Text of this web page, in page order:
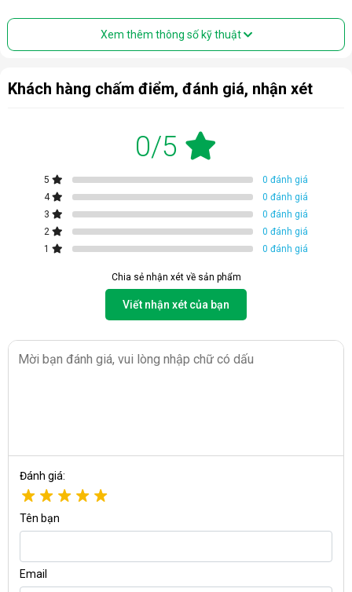
Xem thêm thông số kỹ thuật
Khách hàng chấm điểm, đánh giá, nhận xét
0/5
5
0 đánh giá
4
0 đánh giá
3
0 đánh giá
2
0 đánh giá
1
0 đánh giá
Chia sẻ nhận xét về sản phẩm
Viết nhận xét của bạn
Đánh giá:
Tên bạn
Email